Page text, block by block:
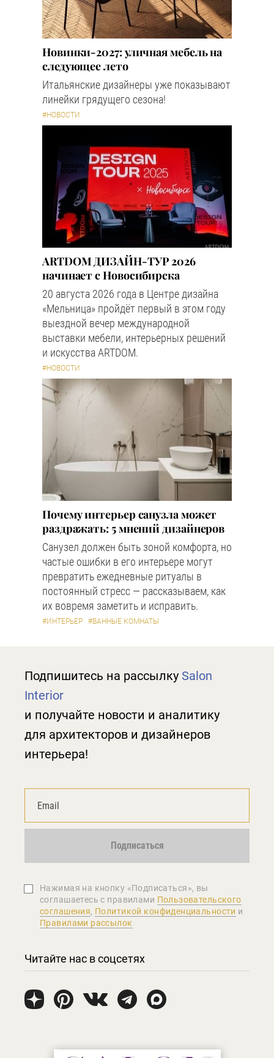
Новинки-2027: уличная мебель на
следующее лето
Итальянские дизайнеры уже показывают
линейки грядущего сезона!
#НОВОСТИ
ARTDOM ДИЗАЙН-ТУР 2026
начинает с Новосибирска
20 августа 2026 года в Центре дизайна
«Мельница» пройдёт первый в этом году
выездной вечер международной
выставки мебели, интерьерных решений
и искусства ARTDOM.
#НОВОСТИ
Почему интерьер санузла может
раздражать: 5 мнений дизайнеров
Санузел должен быть зоной комфорта, но
частые ошибки в его интерьере могут
превратить ежедневные ритуалы в
постоянный стресс — рассказываем, как
их вовремя заметить и исправить.
#ИНТЕРЬЕР #ВАННЫЕ КОМНАТЫ
Подпишитесь на рассылку Salon
Interior
и получайте новости и аналитику
для архитекторов и дизайнеров
интерьера!
Подписаться
Нажимая на кнопку «Подписаться», вы
соглашаетеcь с правилами Пользовательского
соглашения, Политикой конфиденциальности и
Правилами рассылок
Читайте нас в соцсетях